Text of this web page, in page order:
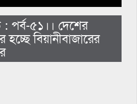
: পর্ব-৫১।। দেশের
হচ্ছে বিয়ানীবাজারের